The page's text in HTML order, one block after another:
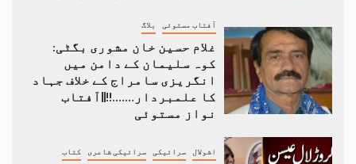
آفتاب مستوئی بلاگ
غلام حسین خان مشوری بگٹی:
کوہ سلیمان کے دامن میں
انگریزی سامراج کے خلاف جہاد
کا علمبردار…….!!||آفتاب
نواز مستوئی
اشولال سرائیکی سرائیکی شاعری کتاب